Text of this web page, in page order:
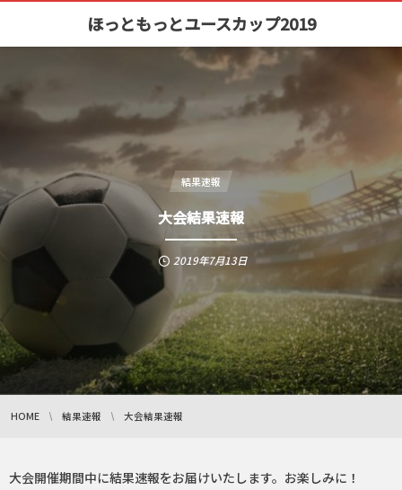
ほっともっとユースカップ2019
結果速報
大会結果速報
2019年7月13日
HOME 結果速報 大会結果速報
大会開催期間中に結果速報をお届けいたします。お楽しみに！